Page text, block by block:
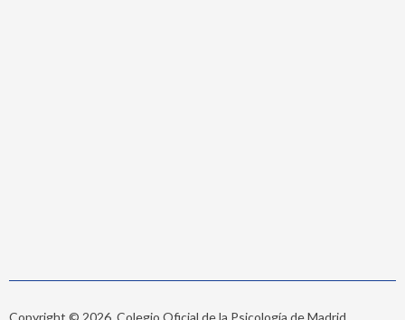
Copyright © 2026. Colegio Oficial de la Psicología de Madrid